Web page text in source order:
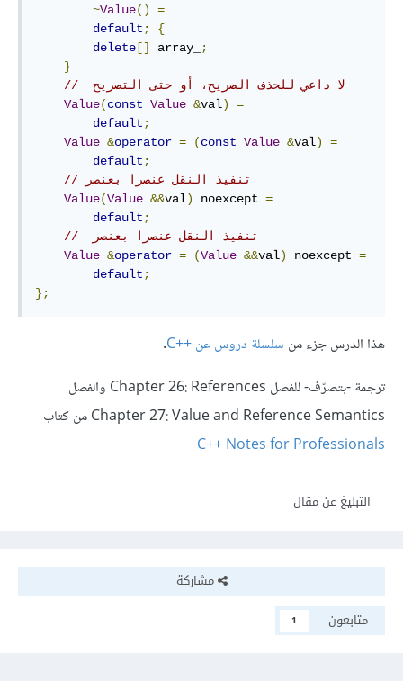
~Value()
=
default;
{
delete [] array_
;
}
//  لا داعي للحذف الصريح، أو حتى التصريح
Value(const Value &val)
=
default;
Value &operator = (const Value &val)
=
default;
// تنفيذ النقل عنصرا بعنصر
Value(Value &&val) noexcept =
default;
//  تنفيذ النقل عنصرا بعنصر
Value &operator = (Value &&val) noexcept =
default;
};
هذا الدرس جزء من سلسلة دروس عن C++‎
.
ترجمة -بتصرّف- للفصل Chapter 26: References والفصل
Chapter 27: Value and Reference Semantics من كتاب
C++ Notes for Professionals
التبليغ عن مقال
مشاركة
متابعون
1